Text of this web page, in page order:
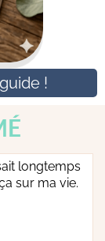
!
longtemps
sur ma vie.